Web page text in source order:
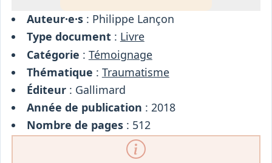
Auteur·e·s: Philippe Lançon
Type document: Livre
Catégorie : Témoignage
Thématique : Traumatisme
Éditeur: Gallimard
Année de publication : 2018
Nombre de pages: 512